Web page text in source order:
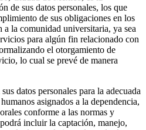
de sus datos personales, los que
de sus obligaciones en los
a la comunidad universitaria, ya sea
para algún fin relacionado con
el otorgamiento de
lo cual se prevé de manera
datos personales para la adecuada
asignados a la dependencia,
conforme a las normas y
incluir la captación, manejo,